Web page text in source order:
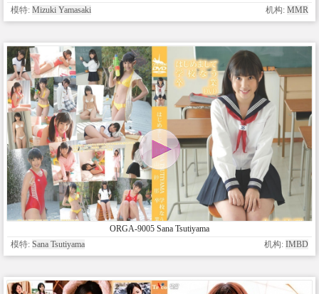
模特: Mizuki Yamasaki 机构: MMR
ORGA-9005 Sana Tsutiyama
模特: Sana Tsutiyama 机构: IMBD